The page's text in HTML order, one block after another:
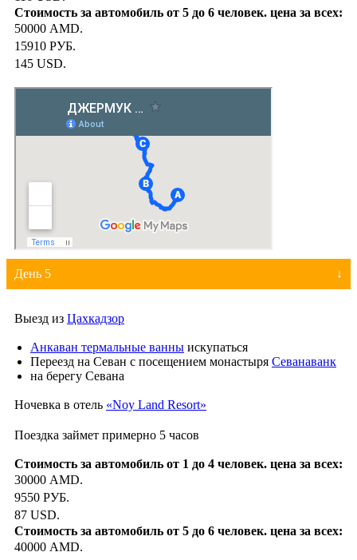
50000 AMD.
15910 РУБ.
145 USD.
День 5
Выезд из Цахкадзор
Анкаван термальные ванны искупаться
Переезд на Севан с посещением монастыря Севанаванк
на берегу Севана
Ночевка в отель «Noy Land Resort»
Поездка займет примерно 5 часов
30000 AMD.
9550 РУБ.
87 USD.
40000 AMD.